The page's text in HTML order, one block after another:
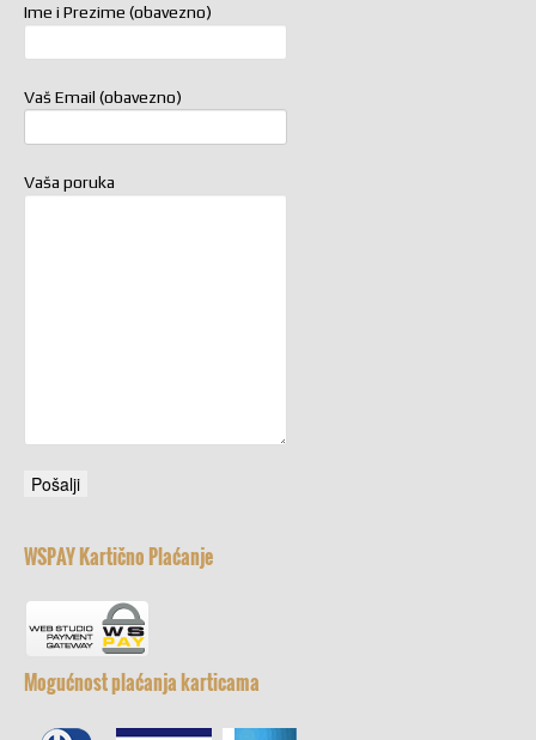
Ime i Prezime (obavezno)
Vaš Email (obavezno)
Vaša poruka
WSPAY Kartično Plaćanje
Mogućnost plaćanja karticama